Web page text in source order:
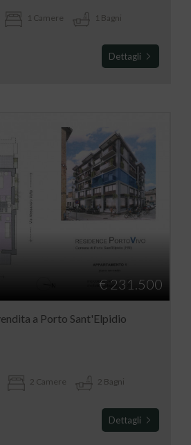
1 Camere 1 Bagni
Dettagli
€ 231.500
a Porto Sant'Elpidio
2 Camere 2 Bagni
Dettagli